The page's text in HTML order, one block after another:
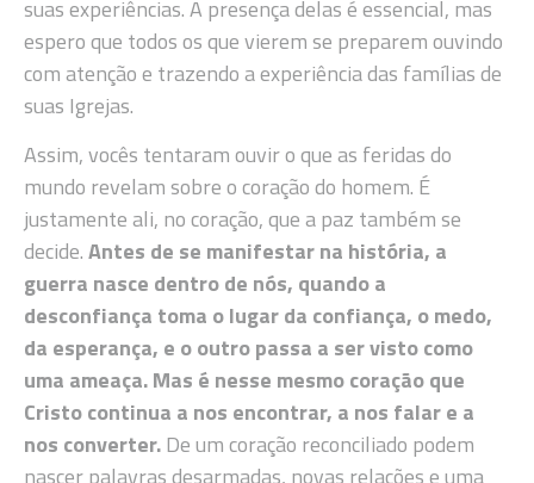
suas experiências. A presença delas é essencial, mas
espero que todos os que vierem se preparem ouvindo
com atenção e trazendo a experiência das famílias de
suas Igrejas.
Assim, vocês tentaram ouvir o que as feridas do
mundo revelam sobre o coração do homem. É
justamente ali, no coração, que a paz também se
decide.Antes de se manifestar na história, a
guerra nasce dentro de nós, quando a
desconfiança toma o lugar da confiança, o medo,
da esperança, e o outro passa a ser visto como
uma ameaça. Mas é nesse mesmo coração que
Cristo continua a nos encontrar, a nos falar e a
nos converter.De um coração reconciliado podem